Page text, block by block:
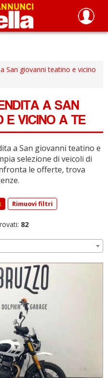
San giovanni teatino e vicino
A SAN
E VICINO A TE
a San giovanni teatino e
selezione di veicoli di
le offerte, trova
Rimuovi filtri
82